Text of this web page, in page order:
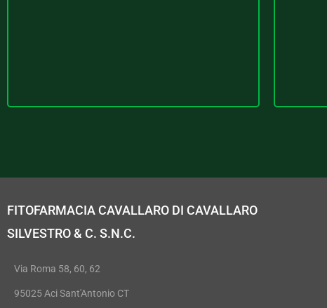
FITOFARMACIA CAVALLARO DI CAVALLARO
SILVESTRO & C. S.N.C.
Via Roma 58, 60, 62
95025 Aci Sant'Antonio CT